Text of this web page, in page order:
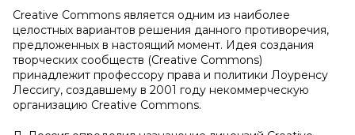
Creative Commons является одним из наиболее
целостных вариантов решения данного противоречия,
предложенных в настоящий момент. Идея создания
творческих сообществ (Creative Commons)
принадлежит профессору права и политики Лоуренсу
Лессигу, создавшему в 2001 году некоммерческую
организацию Creative Commons.